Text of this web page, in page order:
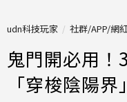
udn科技玩家 社群/APP/網
鬼門開必用
「穿梭陰陽